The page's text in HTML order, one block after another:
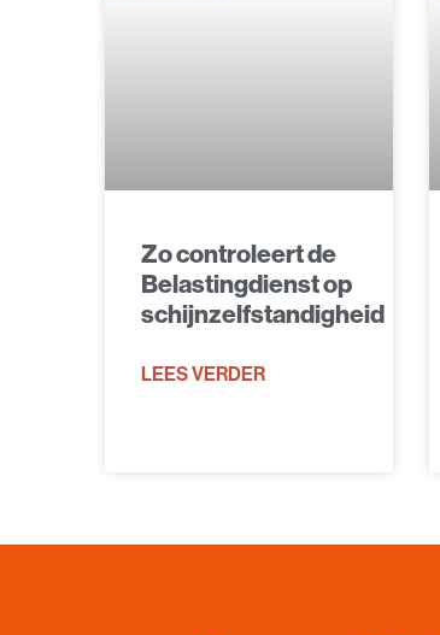
Zo controleert de
Belastingdienst op
schijnzelfstandigheid
LEES VERDER